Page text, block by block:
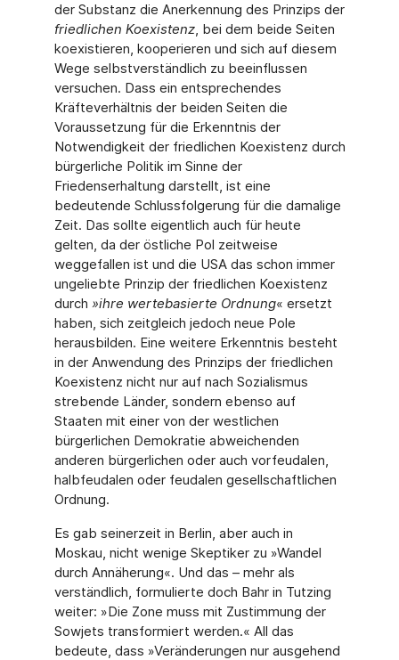
der Substanz die Anerkennung des Prinzips der
friedlichen Koexistenz, bei dem beide Seiten
koexistieren, kooperieren und sich auf diesem
Wege selbstverständlich zu beeinflussen
versuchen. Dass ein entsprechendes
Kräfteverhältnis der beiden Seiten die
Voraussetzung für die Erkenntnis der
Notwendigkeit der friedlichen Koexistenz durch
bürgerliche Politik im Sinne der
Friedenserhaltung darstellt, ist eine
bedeutende Schlussfolgerung für die damalige
Zeit. Das sollte eigentlich auch für heute
gelten, da der östliche Pol zeitweise
weggefallen ist und die USA das schon immer
ungeliebte Prinzip der friedlichen Koexistenz
durch »ihre wertebasierte Ordnung« ersetzt
haben, sich zeitgleich jedoch neue Pole
herausbilden. Eine weitere Erkenntnis besteht
in der Anwendung des Prinzips der friedlichen
Koexistenz nicht nur auf nach Sozialismus
strebende Länder, sondern ebenso auf
Staaten mit einer von der westlichen
bürgerlichen Demokratie abweichenden
anderen bürgerlichen oder auch vorfeudalen,
halbfeudalen oder feudalen gesellschaftlichen
Ordnung.
Es gab seinerzeit in Berlin, aber auch in
Moskau, nicht wenige Skeptiker zu »Wandel
durch Annäherung«. Und das – mehr als
verständlich, formulierte doch Bahr in Tutzing
weiter: »Die Zone muss mit Zustimmung der
Sowjets transformiert werden.« All das
bedeute, dass »Veränderungen nur ausgehend